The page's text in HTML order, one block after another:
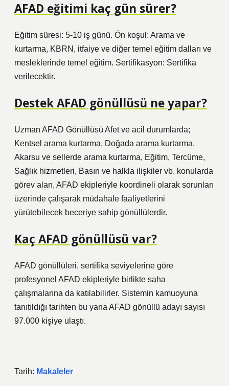
AFAD eğitimi kaç gün sürer?
Eğitim süresi: 5-10 iş günü. Ön koşul: Arama ve
kurtarma, KBRN, itfaiye ve diğer temel eğitim dalları ve
mesleklerinde temel eğitim. Sertifikasyon: Sertifika
verilecektir.
Destek AFAD gönüllüsü ne yapar?
Uzman AFAD Gönüllüsü Afet ve acil durumlarda;
Kentsel arama kurtarma, Doğada arama kurtarma,
Akarsu ve sellerde arama kurtarma, Eğitim, Tercüme,
Sağlık hizmetleri, Basın ve halkla ilişkiler vb. konularda
görev alan, AFAD ekipleriyle koordineli olarak sorunları
üzerinde çalışarak müdahale faaliyetlerini
yürütebilecek beceriye sahip gönüllülerdir.
Kaç AFAD gönüllüsü var?
AFAD gönüllüleri, sertifika seviyelerine göre
profesyonel AFAD ekipleriyle birlikte saha
çalışmalarına da katılabilirler. Sistemin kamuoyuna
tanıtıldığı tarihten bu yana AFAD gönüllü adayı sayısı
97.000 kişiye ulaştı.
Tarih: Makaleler